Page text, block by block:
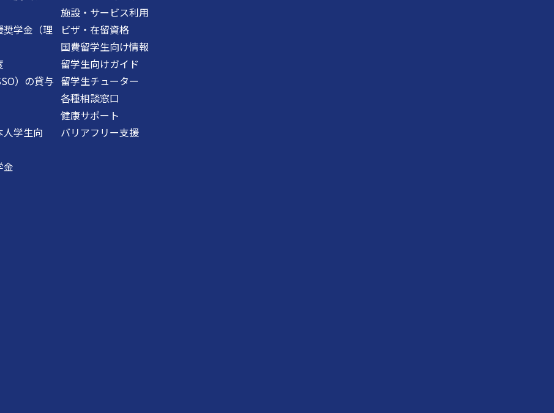
学金（理
）の貸与
人学生向
金
施設・サービス利用
ビザ・在留資格
国費留学生向け情報
留学生向けガイド
留学生チューター
各種相談窓口
健康サポート
バリアフリー支援